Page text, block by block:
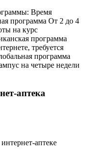
Время
программа От 2 до 4
на курс
программа
требуется
программа
на четыре недели
аптека